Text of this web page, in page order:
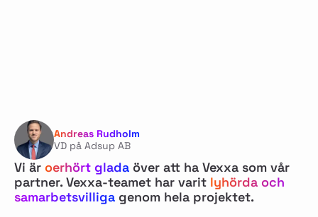
Andreas Rudholm
VD på Adsup AB
Vi är oerhört glada över att ha Vexxa som vår
partner. Vexxa-teamet har varit lyhörda och
samarbetsvilliga genom hela projektet.